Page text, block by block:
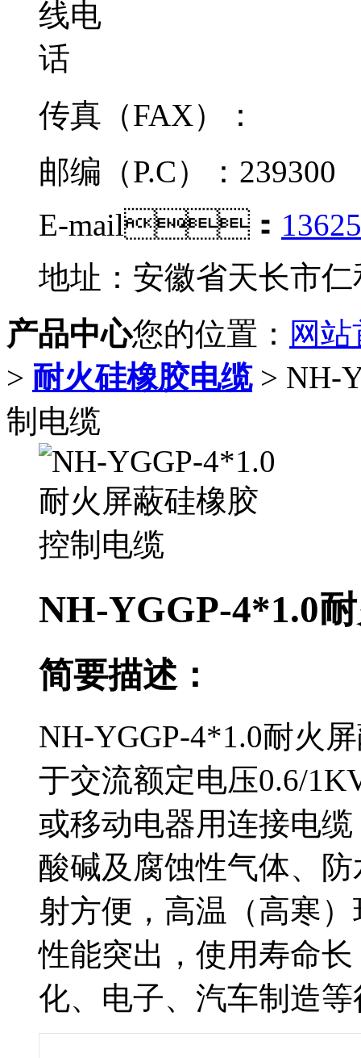
传真（FAX）：
邮编（P.C）：239300
E-mail：
地址：安徽省天长市
产品中心您的位置： 网
> 耐火硅橡胶电缆> NH-
制电缆
NH-YGGP-4*1.0
简要描述：
NH-YGGP-4*1.0耐火
于交流额定电压0.6/
或移动电器用连接电缆
酸碱及腐蚀性气体、防
射方便，高温（高寒
性能突出，使用寿命长
化、电子、汽车制造等